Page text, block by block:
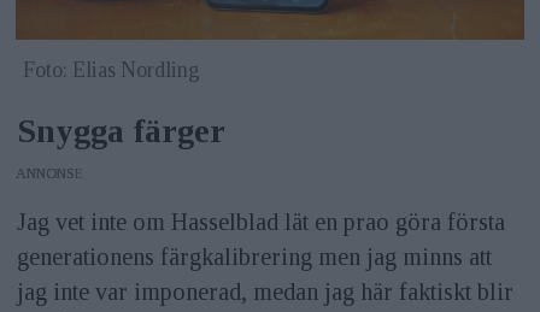
Foto: Elias Nordling
Snygga färger
ANNONS
Jag vet inte om Hasselblad lät en prao göra första
generationens färgkalibrering men jag minns att
jag inte var imponerad, medan jag här faktiskt blir